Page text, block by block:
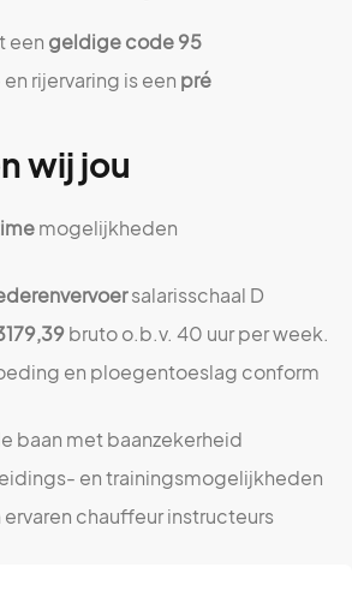
een geldige code 95
rijervaring is een pré
wij jou
mogelijkheden
salarisschaal D
bruto o.b.v. 40 uur per week.
en ploegentoeslag conform
baan met baanzekerheid
en trainingsmogelijkheden
chauffeur instructeurs